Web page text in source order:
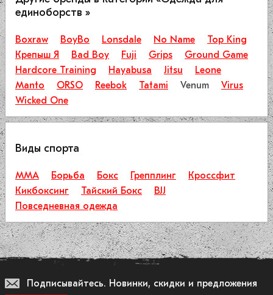
единоборств »
Boxraw BoyBo Lonsdale No Name
Top King
Крепыш Я
Bad Boy Fuji Grips
Ground Game
Hardcore Training
Hayabusa Jitsu
Leone
Manto
ORSO Reebok Tatami Venum
Virus
Wicked One
Виды спорта
ММА Борьба Бокс Грепплинг
Кроссфит
Кикбоксинг
Тайский Бокс
BJJ
Повседневная одежда
Подписывайтесь. Новинки, скидки и предложения